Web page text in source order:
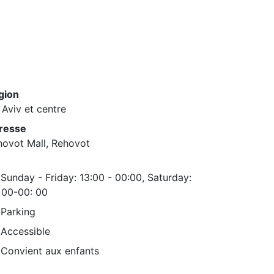
Aviv et centre
Mall, Rehovot
Sunday - Friday: 13:00 - 00:00, Saturday:
00-00: 00
Parking
Accessible
Convient aux enfants